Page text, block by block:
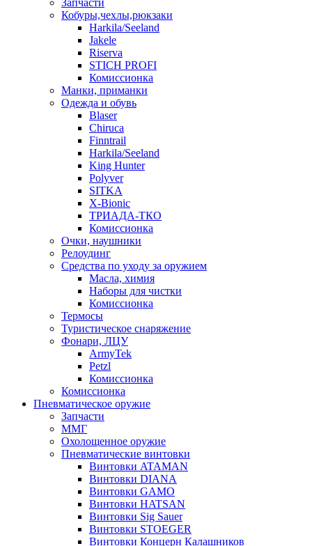
Кобуры,чехлы,рюкзаки
Harkila/Seeland
Jakele
Riserva
STICH PROFI
Комиссионка
Манки, приманки
Одежда и обувь
Blaser
Chiruca
Finntrail
Harkila/Seeland
King Hunter
Polyver
SITKA
X-Bionic
ТРИАДА-ТКО
Комиссионка
Очки, наушники
Релоудинг
Средства по уходу за оружием
Масла, химия
Наборы для чистки
Комиссионка
Термосы
Туристическое снаряжение
Фонари, ЛЦУ
ArmyTek
Petzl
Комиссионка
Комиссионка
Пневматическое оружие
Запчасти
ММГ
Охолощенное оружие
Пневматические винтовки
Винтовки ATAMAN
Винтовки DIANA
Винтовки GAMO
Винтовки HATSAN
Винтовки Sig Sauer
Винтовки STOEGER
Винтовки Концерн Калашников